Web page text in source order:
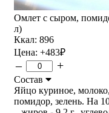
Омлет с сыром,
л)
Ккал: 896
Цена: +483₽
– +
Состав
Яйцо куриное,
помидор, зелень. На